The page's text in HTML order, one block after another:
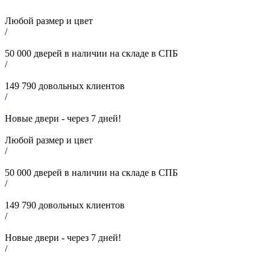
Любой размер и цвет
/
50 000 дверей в наличии на складе в СПБ
/
149 790 довольных клиентов
/
Новые двери - через 7 дней!
Любой размер и цвет
/
50 000 дверей в наличии на складе в СПБ
/
149 790 довольных клиентов
/
Новые двери - через 7 дней!
/